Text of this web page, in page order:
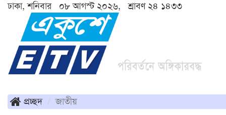
ঢাকা, শনিবার ০৮ আগস্ট ২০২৬, শ্রাবণ ২৪ ১৪৩৩
প্রচ্ছদ জাতীয়